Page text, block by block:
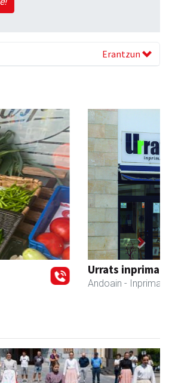
Erantzun
Next